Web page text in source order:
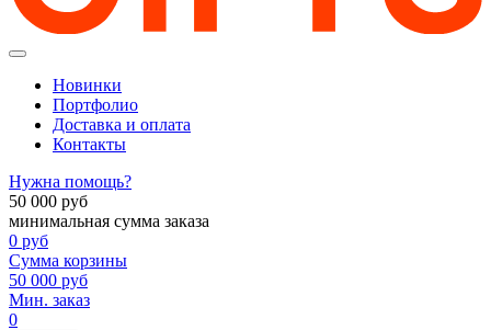
Новинки
Портфолио
Доставка и оплата
Контакты
Нужна помощь?
50 000 руб
минимальная сумма заказа
0 руб
Сумма корзины
50 000 руб
Мин. заказ
0